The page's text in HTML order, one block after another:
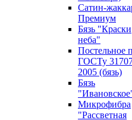
Сатин-
Премиум
Бязь "Краски
неба"
Постельное
ГОСТу
2005 (бязь)
Бязь
Микрофибра
"Рассветная